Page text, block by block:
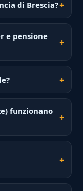
di Brescia?
e pensione
funzionano